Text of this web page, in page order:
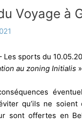
Voyage à
Les sports du
au zoning Initialis
qu’ils ne
sont offertes en